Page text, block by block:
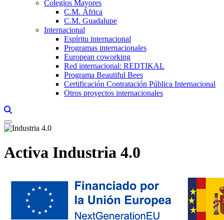
Colegios Mayores
C.M. África
C.M. Guadalupe
Internacional
Espíritu internacional
Programas internacionales
European coworking
Red internacional: REDTIKAL
Programa Beautiful Bees
Certificación Contratación Pública Internacional
Otros proyectos internacionales
Activa Industria 4.0